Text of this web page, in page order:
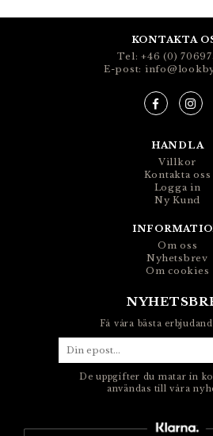
KONTAKTA
Tel: +46 (0)
E-post:
HANDLA
Villkor
Kontakta oss
Logga in
Ny Kund
Om oss
Nyhetsbrev
Om cookies
Få våra bästa
De uppgifter du matar in
användas till våra